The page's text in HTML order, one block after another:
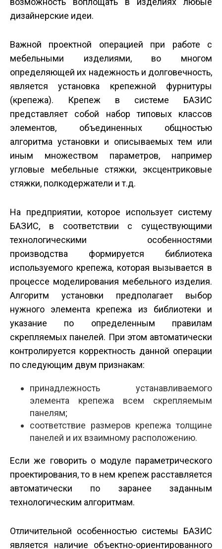
дизайнерские идеи.
Важной проектной операцией при работе с
мебельными изделиями, во многом
определяющей их надежность и долговечность,
является установка крепежной фурнитуры
(крепежа). Крепеж в системе БАЗИС
представляет собой набор типовых классов
элементов, объединенных общностью
алгоритма установки и описываемых тем или
иным множеством параметров, например
угловые мебельные стяжки, эксцентриковые
стяжки, полкодержатели и т.д.
На предприятии, которое использует систему
БАЗИС, в соответствии с существующими
технологическими особенностями
производства формируется библиотека
используемого крепежа, которая вызывается в
процессе моделирования мебельного изделия.
Алгоритм установки предполагает выбор
нужного элемента крепежа из библиотеки и
указание по определенным правилам
скрепляемых панелей. При этом автоматически
контролируется корректность данной операции
по следующим двум признакам:
принадлежность устанавливаемого
элемента крепежа всем скрепляемым
панелям;
соответствие размеров крепежа толщине
панелей и их взаимному расположению.
Если же говорить о модуле параметрического
проектирования, то в нем крепеж расставляется
автоматически по заранее заданным
технологическим алгоритмам.
Отличительной особенностью системы БАЗИС
является наличие объектно-ориентированного